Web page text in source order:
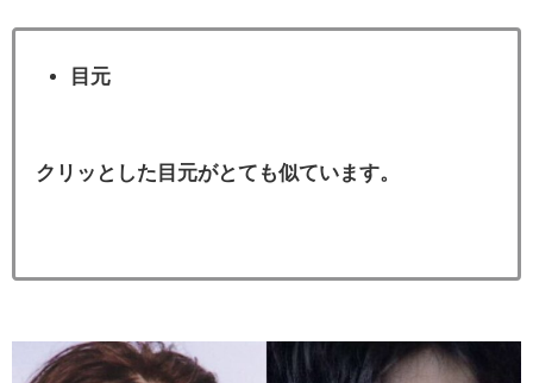
目元
クリッとした目元がとても似ています。